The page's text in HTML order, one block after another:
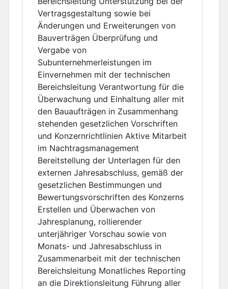
Vertragsgestaltung sowie bei
Änderungen und Erweiterungen von
Bauverträgen Überprüfung und
Vergabe von
Subunternehmerleistungen im
Einvernehmen mit der technischen
Bereichsleitung Verantwortung für die
Überwachung und Einhaltung aller mit
den Bauaufträgen in Zusammenhang
stehenden gesetzlichen Vorschriften
und Konzernrichtlinien Aktive Mitarbeit
im Nachtragsmanagement
Bereitstellung der Unterlagen für den
externen Jahresabschluss, gemäß der
gesetzlichen Bestimmungen und
Bewertungsvorschriften des Konzerns
Erstellen und Überwachen von
Jahresplanung, rollierender
unterjähriger Vorschau sowie von
Monats- und Jahresabschluss in
Zusammenarbeit mit der technischen
Bereichsleitung Monatliches Reporting
an die Direktionsleitung Führung aller